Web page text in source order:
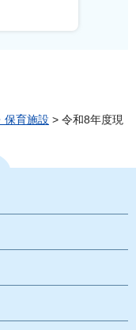
保育施設 > 令和8年度現